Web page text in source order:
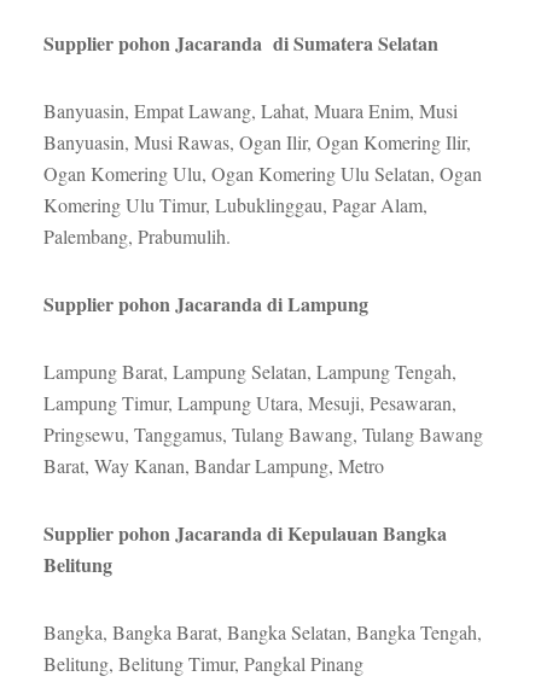
Supplier pohon Jacaranda di Sumatera Selatan
Banyuasin, Empat Lawang, Lahat, Muara Enim, Musi
Banyuasin, Musi Rawas, Ogan Ilir, Ogan Komering Ilir,
Ogan Komering Ulu, Ogan Komering Ulu Selatan, Ogan
Komering Ulu Timur, Lubuklinggau, Pagar Alam,
Palembang, Prabumulih.
Supplier pohon Jacaranda di Lampung
Lampung Barat, Lampung Selatan, Lampung Tengah,
Lampung Timur, Lampung Utara, Mesuji, Pesawaran,
Pringsewu, Tanggamus, Tulang Bawang, Tulang Bawang
Barat, Way Kanan, Bandar Lampung, Metro
Supplier pohon Jacaranda di Kepulauan Bangka
Belitung
Bangka, Bangka Barat, Bangka Selatan, Bangka Tengah,
Belitung, Belitung Timur, Pangkal Pinang